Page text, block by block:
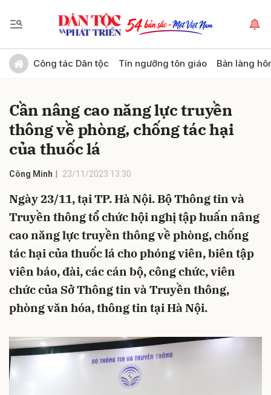
Công tác Dân tộc Tín ngưỡng tôn giáo Bản làng
Cần nâng cao năng lực truyền
thông về phòng, chống tác hại
của thuốc lá
Công Minh 23/11/2023 13:30
Ngày 23/11, tại TP. Hà Nội. Bộ Thông tin và
Truyền thông tổ chức hội nghị tập huấn nâng
cao năng lực truyền thông về phòng, chống
tác hại của thuốc lá cho phóng viên, biên tập
viên báo, đài, các cán bộ, công chức, viên
chức của Sở Thông tin và Truyền thông,
phòng văn hóa, thông tin tại Hà Nội.
Gửi bình luận